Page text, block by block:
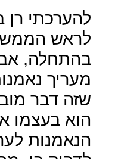
להערכתי רן
לראש
בהתחלה, אבל
מעריך
שזה דבר
הוא בעצמו
הנאמנות